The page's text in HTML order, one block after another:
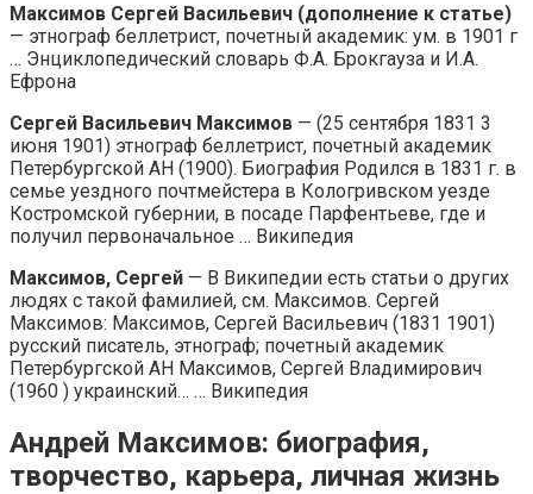
Максимов Сергей Васильевич (дополнение к статье)
— этнограф беллетрист, почетный академик: ум. в 1901 г
… Энциклопедический словарь Ф.А. Брокгауза и И.А.
Ефрона
Сергей Васильевич Максимов — (25 сентября 1831 3
июня 1901) этнограф беллетрист, почетный академик
Петербургской АН (1900). Биография Родился в 1831 г. в
семье уездного почтмейстера в Кологривском уезде
Костромской губернии, в посаде Парфентьеве, где и
получил первоначальное … Википедия
Максимов, Сергей — В Википедии есть статьи о других
людях с такой фамилией, см. Максимов. Сергей
Максимов: Максимов, Сергей Васильевич (1831 1901)
русский писатель, этнограф; почетный академик
Петербургской АН Максимов, Сергей Владимирович
(1960 ) украинский… … Википедия
Андрей Максимов: биография,
творчество, карьера, личная жизнь